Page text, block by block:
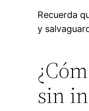
Recuerda
y
sin